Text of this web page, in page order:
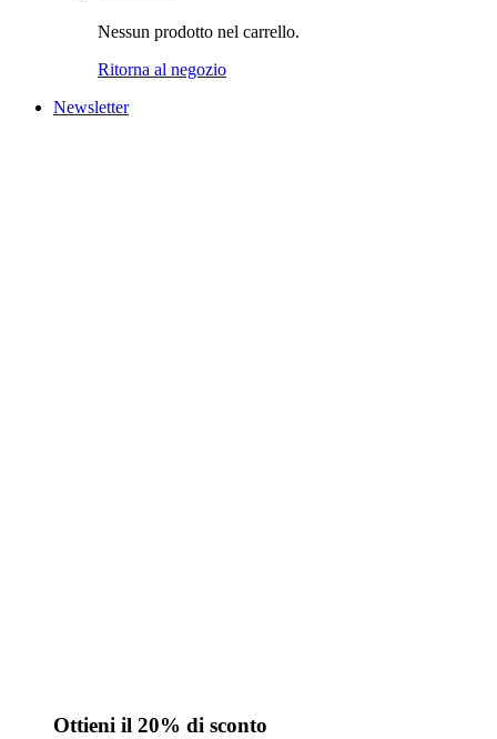
Nessun prodotto nel carrello.
Ritorna al negozio
Newsletter
Ottieni il 20% di sconto